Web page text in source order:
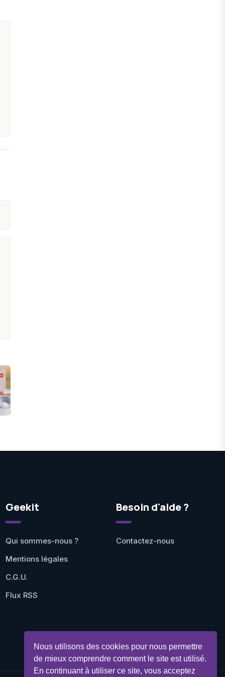
Nous utilisons des cookies pour nous permettre
de mieux comprendre comment le site est utilisé.
En continuant à utiliser ce site, vous acceptez
Geekit
Qui sommes-nous ?
Mentions légales
C.G.U.
Flux RSS
Besoin d'aide ?
Contactez-nous